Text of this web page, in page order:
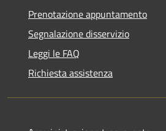
Prenotazione appuntamento
Segnalazione disservizio
Leggi le FAQ
Richiesta assistenza